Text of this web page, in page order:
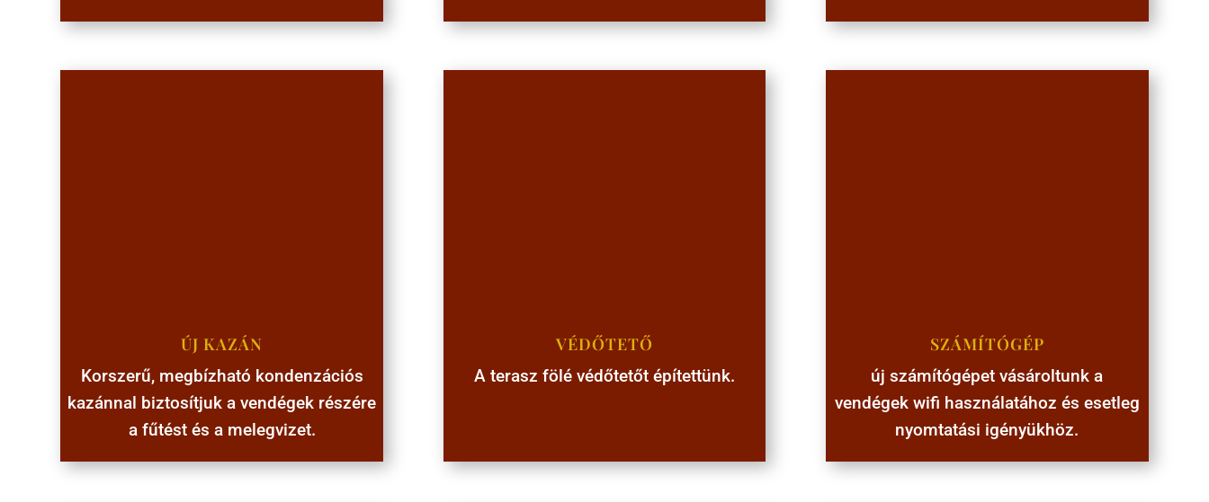
ÚJ KAZÁN
Korszerű, megbízható kondenzációs
kazánnal biztosítjuk a vendégek részére
a fűtést és a melegvizet.
VÉDŐTETŐ
A terasz fölé védőtetőt építettünk.
SZÁMÍTÓGÉP
új számítógépet vásároltunk a
vendégek wifi használatához és esetleg
nyomtatási igényükhöz.